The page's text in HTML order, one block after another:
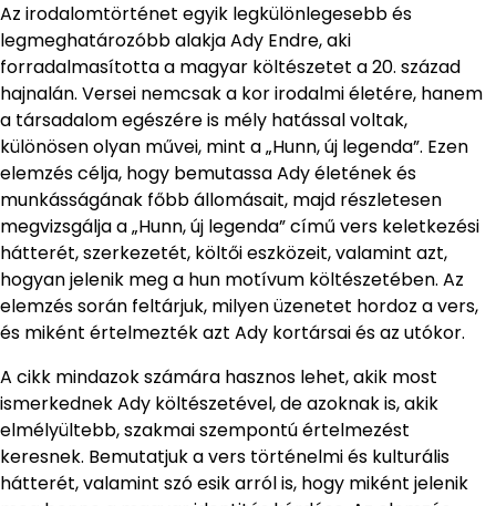
Az irodalomtörténet egyik legkülönlegesebb és
legmeghatározóbb alakja Ady Endre, aki
forradalmasította a magyar költészetet a 20. század
hajnalán. Versei nemcsak a kor irodalmi életére, hanem
a társadalom egészére is mély hatással voltak,
különösen olyan művei, mint a „Hunn, új legenda”. Ezen
elemzés célja, hogy bemutassa Ady életének és
munkásságának főbb állomásait, majd részletesen
megvizsgálja a „Hunn, új legenda” című vers keletkezési
hátterét, szerkezetét, költői eszközeit, valamint azt,
hogyan jelenik meg a hun motívum költészetében. Az
elemzés során feltárjuk, milyen üzenetet hordoz a vers,
és miként értelmezték azt Ady kortársai és az utókor.
A cikk mindazok számára hasznos lehet, akik most
ismerkednek Ady költészetével, de azoknak is, akik
elmélyültebb, szakmai szempontú értelmezést
keresnek. Bemutatjuk a vers történelmi és kulturális
hátterét, valamint szó esik arról is, hogy miként jelenik